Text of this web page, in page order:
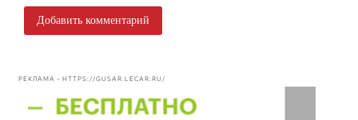
Добавить комментарий
РЕКЛАМА • HTTPS://GUSAR.LECAR.RU/